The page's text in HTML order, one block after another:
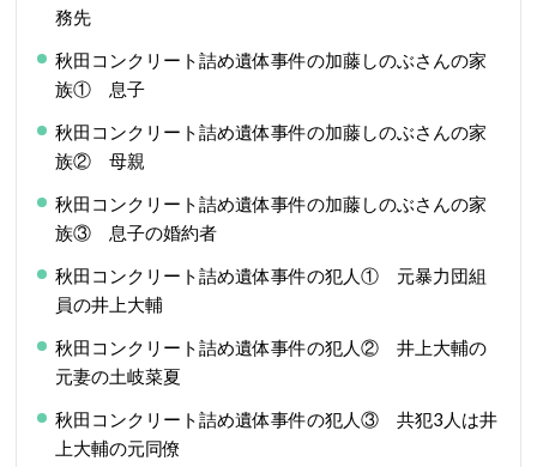
務先
秋田コンクリート詰め遺体事件の加藤しのぶさんの家
族① 息子
秋田コンクリート詰め遺体事件の加藤しのぶさんの家
族② 母親
秋田コンクリート詰め遺体事件の加藤しのぶさんの家
族③ 息子の婚約者
秋田コンクリート詰め遺体事件の犯人① 元暴力団組
員の井上大輔
秋田コンクリート詰め遺体事件の犯人② 井上大輔の
元妻の土岐菜夏
秋田コンクリート詰め遺体事件の犯人③ 共犯3人は井
上大輔の元同僚